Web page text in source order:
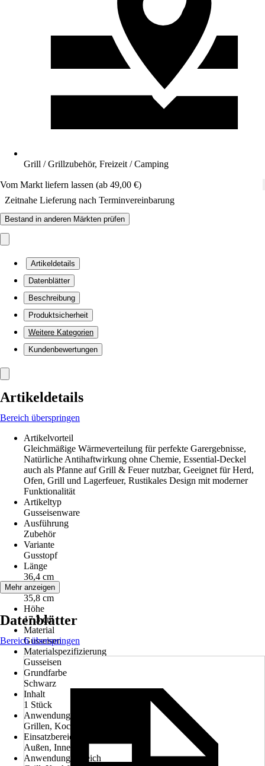
Grill / Grillzubehör, Freizeit / Camping
Vom Markt liefern lassen (ab 49,00 €)
Zeitnahe Lieferung nach Terminvereinbarung
Bestand in anderen Märkten prüfen
Artikeldetails
Datenblätter
Beschreibung
Produktsicherheit
Weitere Kategorien
Kundenbewertungen
Artikeldetails
Bereich überspringen
Artikelvorteil
Gleichmäßige Wärmeverteilung für perfekte Garergebnisse,
Natürliche Antihaftwirkung ohne Chemie, Essential-Deckel
auch als Pfanne auf Grill & Feuer nutzbar, Geeignet für Herd,
Ofen, Grill und Lagerfeuer, Rustikales Design mit moderner
Funktionalität
Artikeltyp
Gusseisenware
Ausführung
Zubehör
Variante
Gusstopf
Länge
36,4 cm
Breite
35,8 cm
Höhe
17,3 cm
Material
Gusseisen
Materialspezifizierung
Gusseisen
Grundfarbe
Schwarz
Inhalt
1 Stück
Anwendung
Grillen, Kochen, Räuchern
Einsatzbereich
Außen, Innen
Anwendungsbereich
Mehr anzeigen
Datenblätter
Bereich überspringen